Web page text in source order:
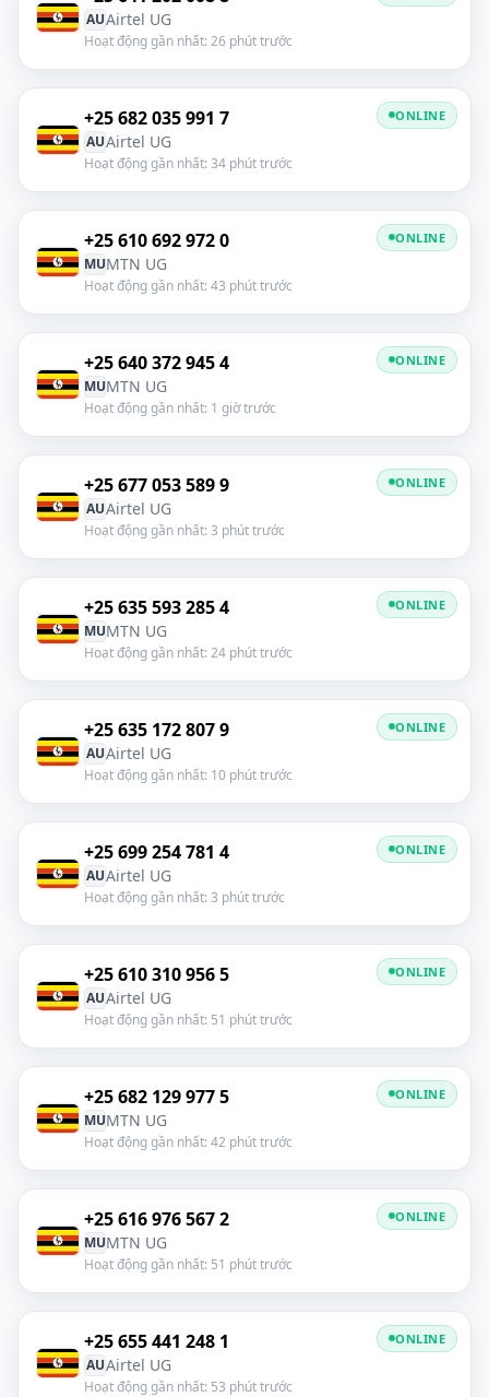
AUAirtel UG
Hoạt động gần nhất: 26 phút trước
+25 682 035 991 7
AUAirtel UG
Hoạt động gần nhất: 34 phút trước
ONLINE
+25 610 692 972 0
MUMTN UG
Hoạt động gần nhất: 43 phút trước
ONLINE
+25 640 372 945 4
MUMTN UG
Hoạt động gần nhất: 1 giờ trước
ONLINE
+25 677 053 589 9
AUAirtel UG
Hoạt động gần nhất: 3 phút trước
ONLINE
+25 635 593 285 4
MUMTN UG
Hoạt động gần nhất: 24 phút trước
ONLINE
+25 635 172 807 9
AUAirtel UG
Hoạt động gần nhất: 10 phút trước
ONLINE
+25 699 254 781 4
AUAirtel UG
Hoạt động gần nhất: 3 phút trước
ONLINE
+25 610 310 956 5
AUAirtel UG
Hoạt động gần nhất: 51 phút trước
ONLINE
+25 682 129 977 5
MUMTN UG
Hoạt động gần nhất: 42 phút trước
ONLINE
+25 616 976 567 2
MUMTN UG
Hoạt động gần nhất: 51 phút trước
ONLINE
+25 655 441 248 1
AUAirtel UG
Hoạt động gần nhất: 53 phút trước
ONLINE